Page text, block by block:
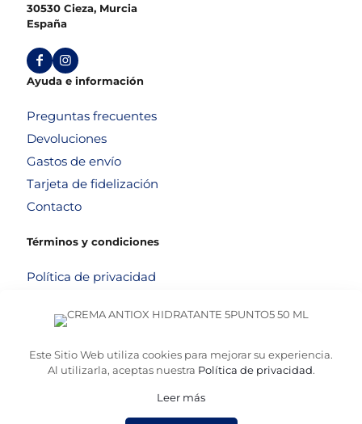
30530 Cieza, Murcia
España
Ayuda e información
Preguntas frecuentes
Devoluciones
Gastos de envío
Tarjeta de fidelización
Contacto
Términos y condiciones
Política de privacidad
Aviso legal
Este Sitio Web utiliza cookies para mejorar su experiencia.
Al utilizarla, aceptas nuestra Política de privacidad.
Leer más